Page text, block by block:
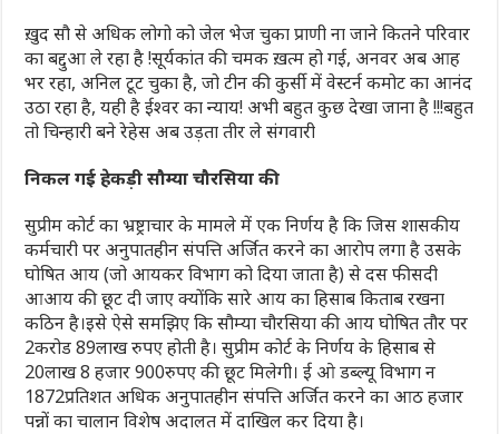
ख़ुद सौ से अधिक लोगो को जेल भेज चुका प्राणी ना जाने कितने परिवार
का बद्दुआ ले रहा है !सूर्यकांत की चमक ख़त्म हो गई, अनवर अब आह
भर रहा, अनिल टूट चुका है, जो टीन की कुर्सी में वेस्टर्न कमोट का आनंद
उठा रहा है, यही है ईश्वर का न्याय! अभी बहुत कुछ देखा जाना है !!!बहुत
तो चिन्हारी बने रेहेस अब उड़ता तीर ले संगवारी
निकल गई हेकड़ी सौम्या चौरसिया की
सुप्रीम कोर्ट का भ्रष्ट्राचार के मामले में एक निर्णय है कि जिस शासकीय
कर्मचारी पर अनुपातहीन संपत्ति अर्जित करने का आरोप लगा है उसके
घोषित आय (जो आयकर विभाग को दिया जाता है) से दस फीसदी
आआय की छूट दी जाए क्योंकि सारे आय का हिसाब किताब रखना
कठिन है।इसे ऐसे समझिए कि सौम्या चौरसिया की आय घोषित तौर पर
2करोड 89लाख रुपए होती है। सुप्रीम कोर्ट के निर्णय के हिसाब से
20लाख 8 हजार 900रुपए की छूट मिलेगी। ई ओ डब्ल्यू विभाग न
1872प्रतिशत अधिक अनुपातहीन संपत्ति अर्जित करने का आठ हजार
पन्नों का चालान विशेष अदालत में दाखिल कर दिया है।